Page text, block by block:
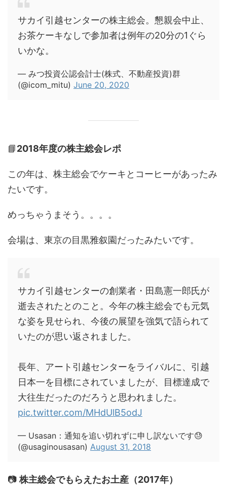
サカイ引越センターの株主総会。懇親会中止、
お茶ケーキなしで参加者は例年の20分の1ぐら
いかな。
— みつ投資公認会計士(株式、不動産投資)群
(@icom_mitu) June 20, 2020
📘2018年度の株主総会レポ
この年は、株主総会でケーキとコーヒーがあったみ
たいです。
めっちゃうまそう。。。。
会場は、東京の目黒雅叙園だったみたいです。
サカイ引越センターの創業者・田島憲一郎氏が
逝去されたとのこと。今年の株主総会でも元気
な姿を見せられ、今後の展望を強気で語られて
いたのが思い返されました。
長年、アート引越センターをライバルに、引越
日本一を目標にされていましたが、目標達成で
大往生だったのだろうと思われました。
pic.twitter.com/MHdUlB5odJ
— Usasan：通知を追い切れずに申し訳ないです😓
(@usaginousasan) August 31, 2018
📷株主総会でもらえたお土産（2017年）